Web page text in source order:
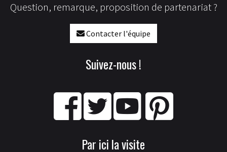
Question, remarque, proposition de partenariat ?
Contacter l'équipe
Suivez-nous !
Par ici la visite